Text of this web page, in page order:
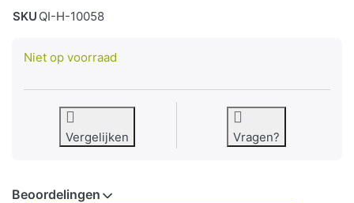
SKU QI-H-10058
Niet op voorraad
Vergelijken Vragen?
Beoordelingen